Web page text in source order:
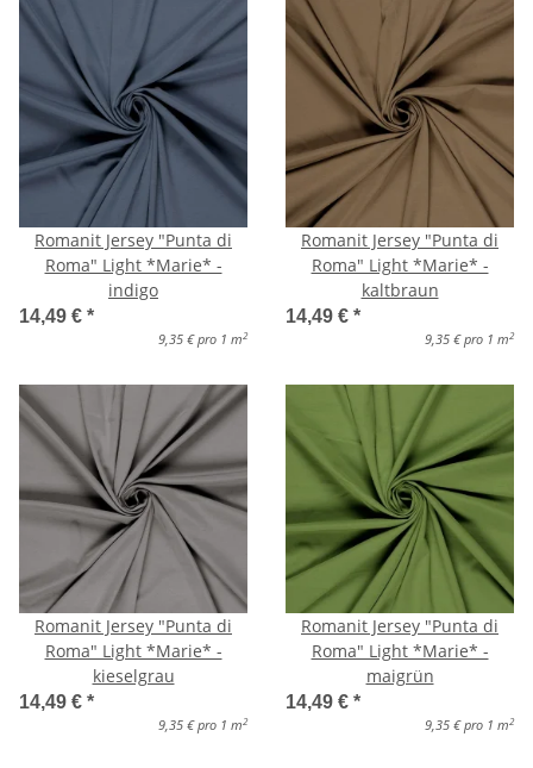
Romanit Jersey "Punta di
Roma" Light *Marie* -
indigo
14,49 € *
9,35 € pro 1 m 2
Romanit Jersey "Punta di
Roma" Light *Marie* -
kaltbraun
14,49 € *
9,35 € pro 1 m 2
Romanit Jersey "Punta di
Roma" Light *Marie* -
kieselgrau
14,49 € *
9,35 € pro 1 m 2
Romanit Jersey "Punta di
Roma" Light *Marie* -
maigrün
14,49 € *
9,35 € pro 1 m 2